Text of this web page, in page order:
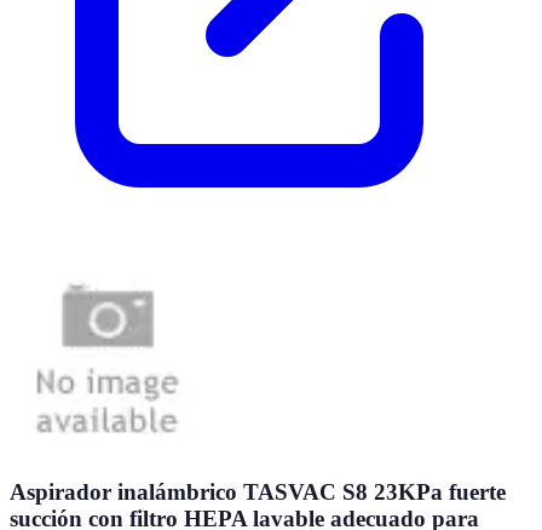
Aspirador inalámbrico TASVAC S8 23KPa fuerte
succión con filtro HEPA lavable adecuado para